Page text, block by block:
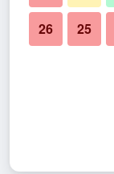
25
26